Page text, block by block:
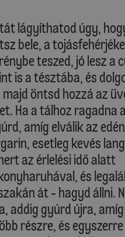
lágyíthatod úgy,
bele, a
teszed, jó lesz a
is a tésztába, és
öntsd hozzá az
Ha a tálhoz ragadna
amíg elválik az
esetleg kevés
az érlelési idő alatt
és
át - hagyd állni.
addig gyúrd újra,
részre, és